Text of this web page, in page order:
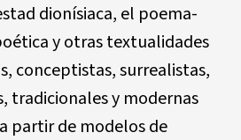
dionísiaca, el poema-
y otras textualidades
conceptistas, surrealistas,
tradicionales y modernas
partir de modelos de